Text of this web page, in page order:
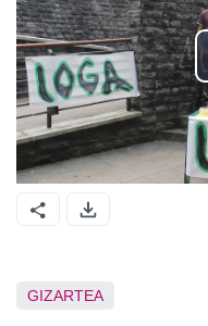
GIZARTEA